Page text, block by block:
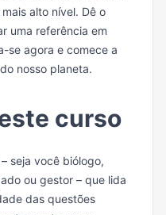
alto nível. Dê o
uma referência em
se agora e comece a
nosso planeta.
curso
seja você biólogo,
ou gestor – que lida
das questões